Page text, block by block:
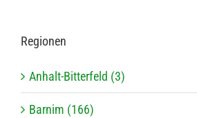
Regio­nen
Anhalt-Bitterfeld (3)
Barnim (166)